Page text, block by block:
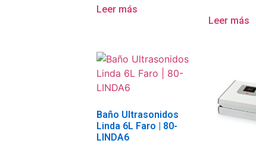
Leer más
Leer más
Baño Ultrasonidos
Linda 6L Faro | 80-
LINDA6